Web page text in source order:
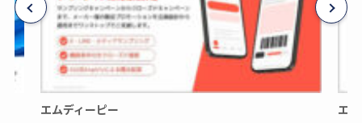
エムディーピー エ